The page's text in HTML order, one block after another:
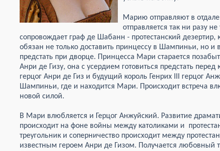
Марию отправляют в
отправляется так ни разу
сопровождает граф де Шабанн - протестанский
обязан не только доставить принцессу в Шампиньи, но и
предстать при дворце. Принцесса Мари старается
Анри де Гизу, она с усердием готовиться предстать
герцог Анри де Гиз и будущий король Генрих III герцог
Шампиньи, где и находится Мари. Происходит встреча
новой силой.
В Мари влюбляется и Герцог Анжуйский. Развитие
происходит на фоне войны между католиками и
треугольник и соперничество происходит между
известным героем Анри де Гизом. Получается любовный